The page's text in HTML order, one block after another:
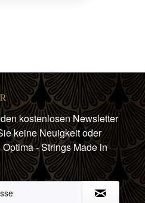
kostenlosen Newsletter
keine Neuigkeit oder
- Strings Made in